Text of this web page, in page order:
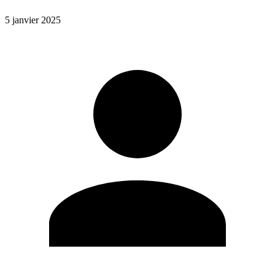
5 janvier 2025